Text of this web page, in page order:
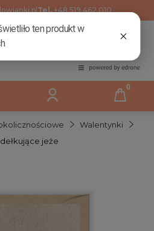
Tel.+48 519 462 010
Walentynki
jeże